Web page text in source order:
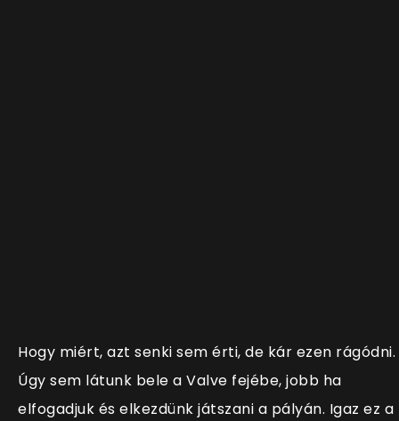
Hogy miért, azt senki sem érti, de kár ezen rágódni.
Úgy sem látunk bele a Valve fejébe, jobb ha
elfogadjuk és elkezdünk játszani a pályán. Igaz ez a